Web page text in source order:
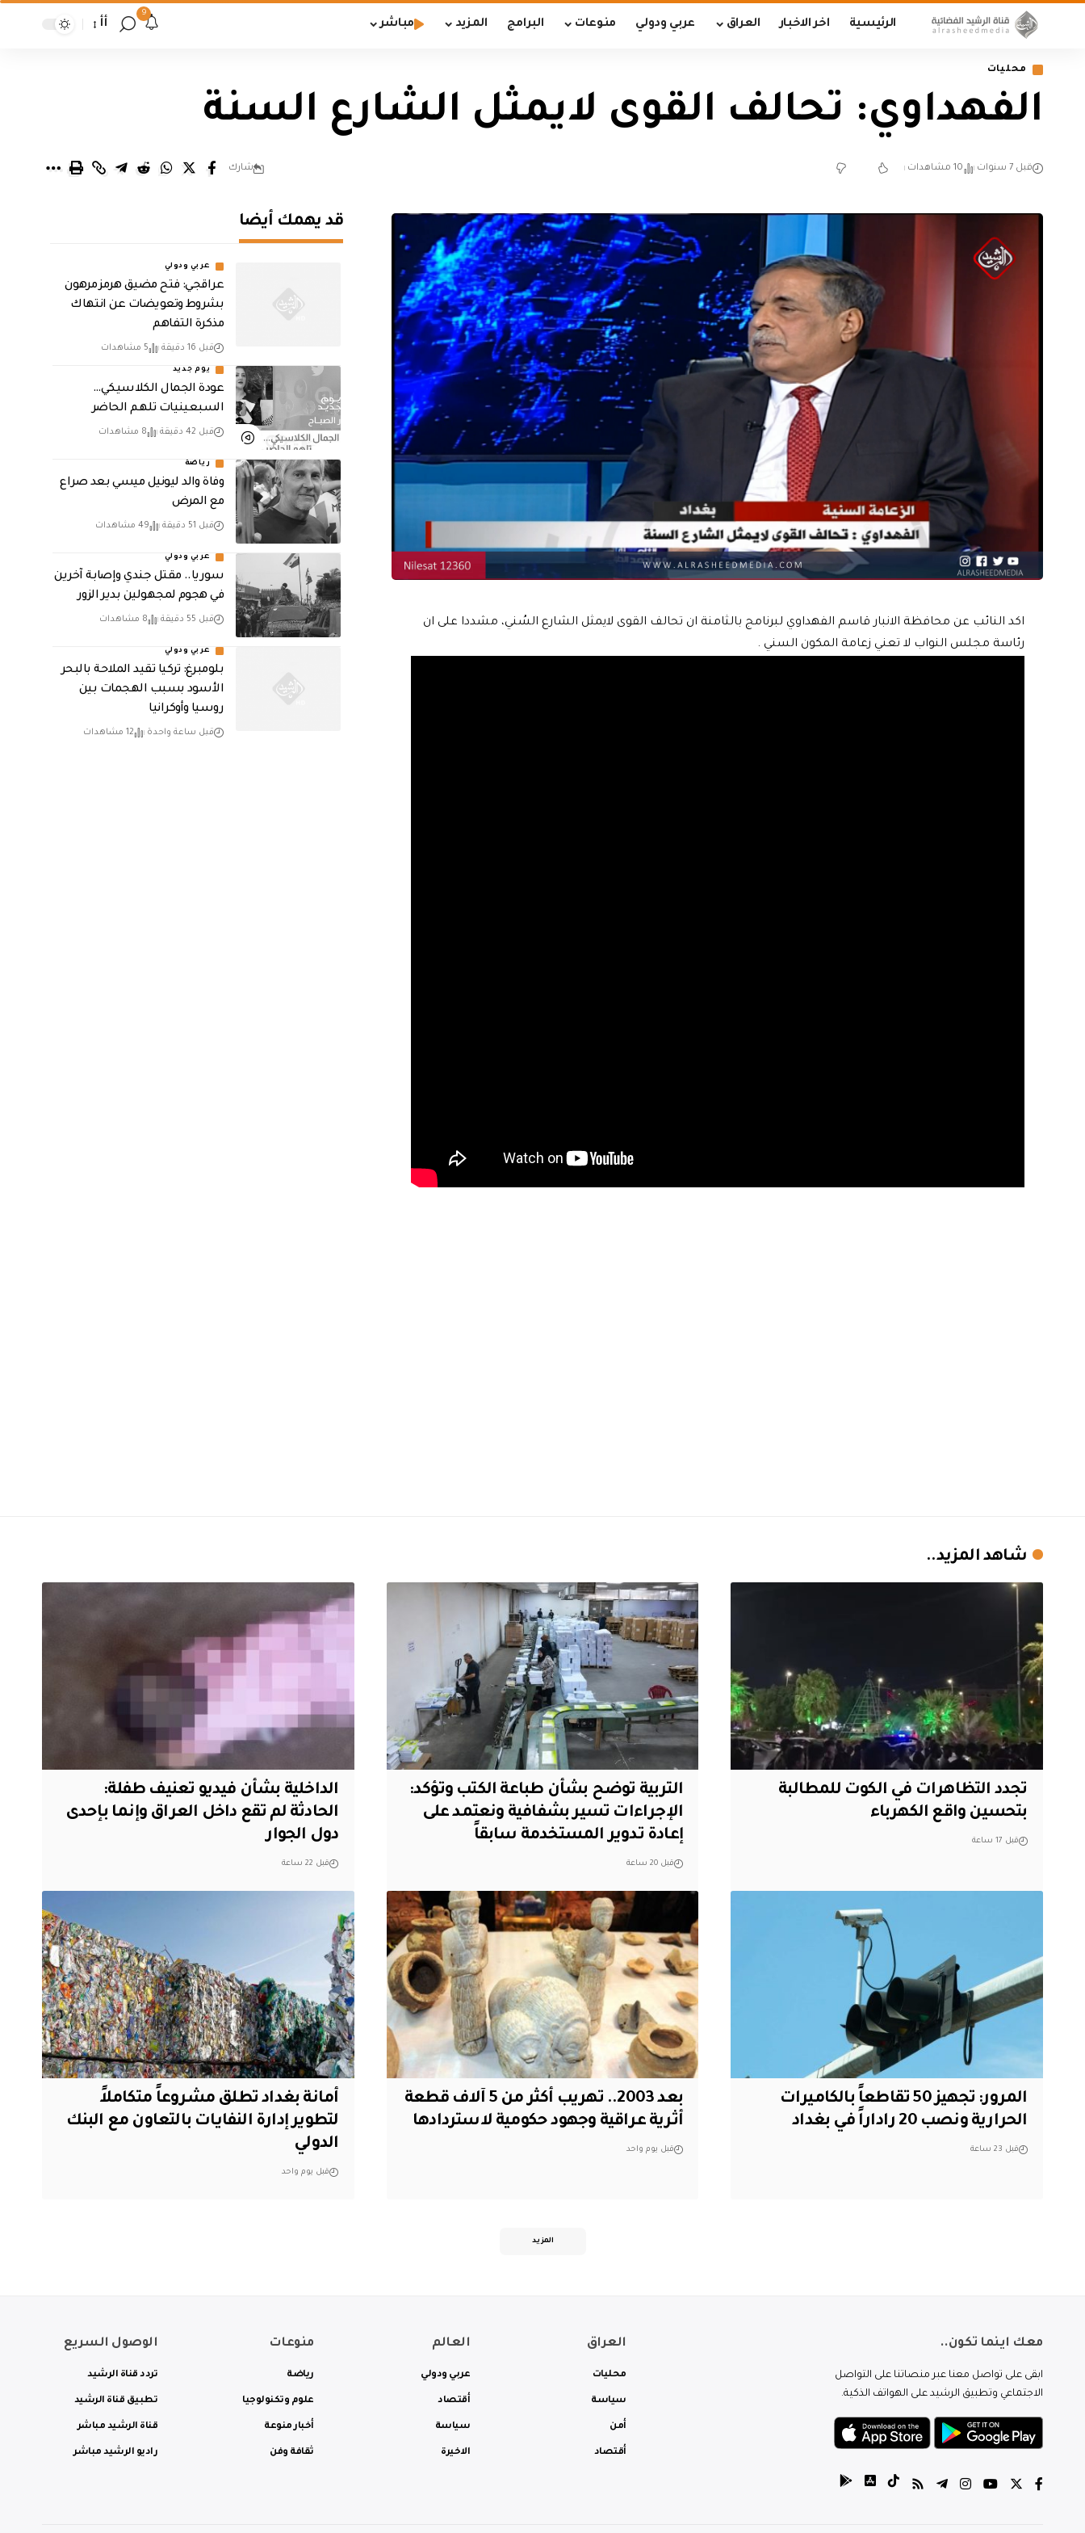
الرئيسية اخر الاخبار العراق عربي ودولي منوعات البرامج المزيد مباشر
9
أأ
محليات
الفهداوي: تحالف القوى لايمثل الشارع السنة
قبل 7 سنوات 10 مشاهدات شارك
اكد النائب عن محافظة الانبار قاسم الفهداوي لبرنامج بالثامنة ان تحالف القوى لايمثل الشارع السُني، مشددا على ان
رئاسة مجلس النواب لا تعني زعامة المكون السني .
قد يهمك أيضا
عربي ودولي
عراقجي: فتح مضيق هرمز مرهون
بشروط وتعويضات عن انتهاك
مذكرة التفاهم
قبل 16 دقيقة 5 مشاهدات
يوم جديد
عودة الجمال الكلاسيكي…
السبعينيات تلهم الحاضر
قبل 42 دقيقة 8 مشاهدات
رياضة
وفاة والد ليونيل ميسي بعد صراع
مع المرض
قبل 51 دقيقة 49 مشاهدات
عربي ودولي
سوريا.. مقتل جندي وإصابة آخرين
في هجوم لمجهولين بدير الزور
قبل 55 دقيقة 8 مشاهدات
عربي ودولي
بلومبرغ: تركيا تقيد الملاحة بالبحر
الأسود بسبب الهجمات بين
روسيا وأوكرانيا
قبل ساعة واحدة 12 مشاهدات
شاهد المزيد..
تجدد التظاهرات في الكوت للمطالبة
بتحسين واقع الكهرباء
قبل 17 ساعة
التربية توضح بشأن طباعة الكتب وتؤكد:
الإجراءات تسير بشفافية ونعتمد على
إعادة تدوير المستخدمة سابقاً
قبل 20 ساعة
الداخلية بشأن فيديو تعنيف طفلة:
الحادثة لم تقع داخل العراق وإنما بإحدى
دول الجوار
قبل 22 ساعة
المرور: تجهيز 50 تقاطعاً بالكاميرات
الحرارية ونصب 20 راداراً في بغداد
قبل 23 ساعة
بعد 2003.. تهريب أكثر من 5 آلاف قطعة
أثرية عراقية وجهود حكومية لاستردادها
قبل يوم واحد
أمانة بغداد تطلق مشروعاً متكاملاً
لتطوير إدارة النفايات بالتعاون مع البنك
الدولي
قبل يوم واحد
المزيد
معك اينما تكون..
ابقى على تواصل معنا عبر منصاتنا على التواصل
الاجتماعي وتطبيق الرشيد على الهواتف الذكية.
العراق
محليات
سياسة
أمن
أقتصاد
العالم
عربي ودولي
أقتصاد
سياسة
الاخيرة
منوعات
رياضة
علوم وتكنولوجيا
أخبار منوعة
ثقافة وفن
الوصول السريع
تردد قناة الرشيد
تطبيق قناة الرشيد
قناة الرشيد مباشر
راديو الرشيد مباشر